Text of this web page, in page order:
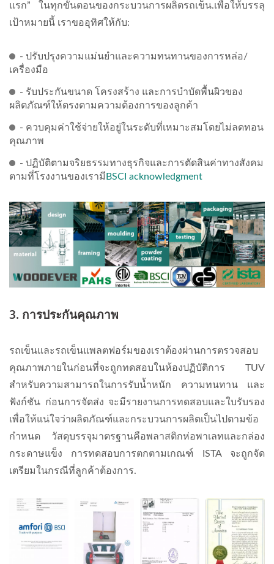
แรก” ในทุกขั้นตอนของกระบวนการผลิตรถเข็น.เพื่อให้บรรลุ
เป้าหมายนี้ เราขออุทิศให้กับ:
- ปรับปรุงความแม่นยำและความทนทานของการหล่อ/
เครื่องมือ
- รับประกันขนาด โครงสร้าง และการบำบัดพื้นผิวของ
ผลิตภัณฑ์ให้ตรงตามความต้องการของลูกค้า
- ควบคุมค่าใช้จ่ายให้อยู่ในระดับที่เหมาะสมโดยไม่ลดทอน
คุณภาพ
- ปฏิบัติตามจริยธรรมทางธุรกิจและการตัดสินค่าทางสังคม
ตามที่โรงงานของเรามี BSCI acknowledgment
3. การประกันคุณภาพ
รถเข็นและรถเข็นแพลตฟอร์มของเราต้องผ่านการตรวจสอบ
คุณภาพภายในก่อนที่จะถูกทดสอบในห้องปฏิบัติการ TUV
สำหรับความสามารถในการรับน้ำหนัก ความทนทาน และ
ฟังก์ชัน ก่อนการจัดส่ง จะมีรายงานการทดสอบและใบรับรอง
เพื่อให้แน่ใจว่าผลิตภัณฑ์และกระบวนการผลิตเป็นไปตามข้อ
กำหนด วัสดุบรรจุมาตรฐานคือพลาสติกห่อพาเลทและกล่อง
กระดาษแข็ง การทดสอบการตกตามเกณฑ์ ISTA จะถูกจัด
เตรียมในกรณีที่ลูกค้าต้องการ.